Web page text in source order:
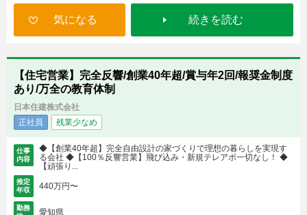
気になる 続きを読む
【住宅営業】完全反響/創業40年超/賞与年2回/報奨金制度
あり/万全の教育体制
日本住建株式会社
正社員
残業少なめ
仕事
内容
◆【創業40年超】完全自由設計の家づくりで理想の暮らしを実現す
る会社 ◆【100％反響営業】飛び込み・新規テレアポ一切なし！ ◆
【頑張り...
推定
年収
440万円〜
勤務
愛知県